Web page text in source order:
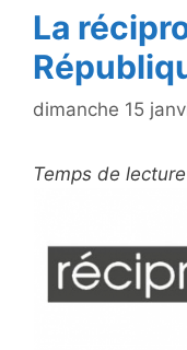
La
dimanche 15
Temps de